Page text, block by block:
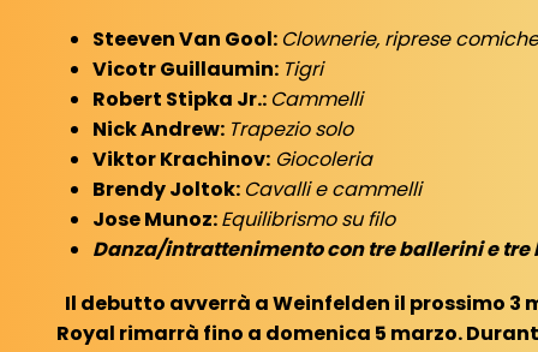
Steeven Van Gool: Clownerie, riprese comiche
Vicotr Guillaumin: Tigri
Robert Stipka Jr.: Cammelli
Nick Andrew: Trapezio solo
Viktor Krachinov: Giocoleria
Brendy Joltok: Cavalli e cammelli
Jose Munoz:Equilibrismo su filo
Danza/intrattenimento con tre ballerini e tre
Il debutto avverrà a Weinfelden il prossimo 3
Royal rimarrà fino a domenica 5 marzo.